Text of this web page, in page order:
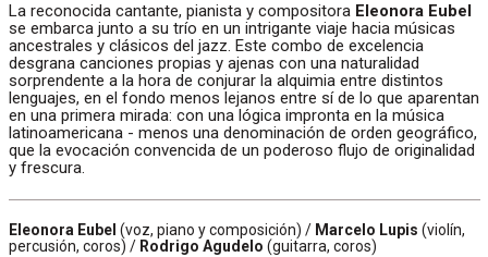
La reconocida cantante, pianista y compositora Eleonora Eubel
se embarca junto a su trío en un intrigante viaje hacia músicas
ancestrales y clásicos del jazz. Este combo de excelencia
desgrana canciones propias y ajenas con una naturalidad
sorprendente a la hora de conjurar la alquimia entre distintos
lenguajes, en el fondo menos lejanos entre sí de lo que aparentan
en una primera mirada: con una lógica impronta en la música
latinoamericana - menos una denominación de orden geográfico,
que la evocación convencida de un poderoso flujo de originalidad
y frescura.
Eleonora Eubel (voz, piano y composición) / Marcelo Lupis (violín,
percusión, coros) / Rodrigo Agudelo (guitarra, coros)